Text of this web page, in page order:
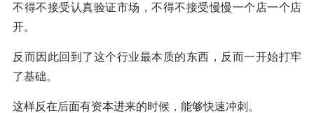
不得不接受认真验证市场，不得不接受慢慢一个店一个店
开。
反而因此回到了这个行业最本质的东西，反而一开始打牢
了基础。
这样反在后面有资本进来的时候，能够快速冲刺。